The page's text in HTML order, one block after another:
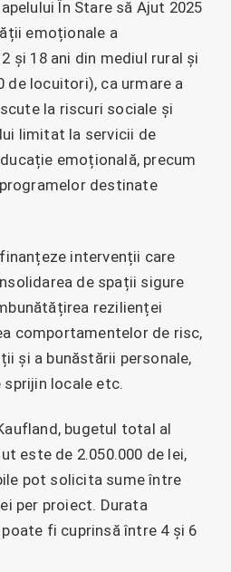
În Stare să Ajut 2025
emoționale a
și 18 ani din mediul rural și
de locuitori), ca urmare a
la riscuri sociale și
limitat la servicii de
emoțională, precum
destinate
intervenții care
de spații sigure
rezilienței
comportamentelor de risc,
și a bunăstării personale,
sprijin locale etc.
bugetul total al
este de 2.050.000 de lei,
pot solicita sume între
per proiect. Durata
fi cuprinsă între 4 și 6